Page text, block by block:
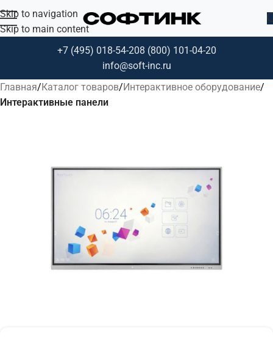
Skip to navigation
Skip to main content
+7 (495) 018-54-208 (800) 101-04-20
info@soft-inc.ru
Главная Каталог товаров Интерактивное оборудование
Интерактивные панели